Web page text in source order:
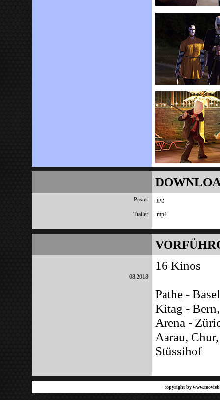
Poster .jpg
Trailer .mp4
08.2018
16 Kinos
Pathe -
Kitag -
Arena -
Aarau,
Stüssihof
copyright by